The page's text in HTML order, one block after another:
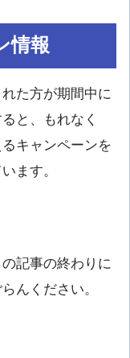
情報
た方が期間中に
と、もれなく
キャンペーンを
ます。
記事の終わりに
んください。